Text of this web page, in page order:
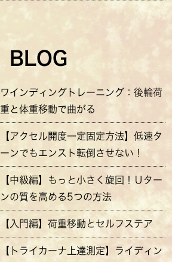
BLOG
ワインディングトレーニング：後輪荷
重と体重移動で曲がる
【アクセル開度一定固定方法】低速タ
ーンでもエンスト転倒させない！
【中級編】もっと小さく旋回！Ｕター
ンの質を高める5つの方法
【入門編】荷重移動とセルフステア
【トライカーナ上達測定】ライディン